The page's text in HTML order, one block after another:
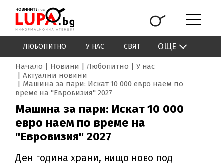
ЛЮБОПИТНО У НАС СВЯТ ОЩЕ
Начало Новини Любопитно
У нас
Актуални новини
Машина за пари: Искат 10 000 евро наем по
време на "Евровизия" 2027
Машина за пари: Искат 10 000
евро наем по време на
"Евровизия" 2027
Ден година храни, нищо ново под